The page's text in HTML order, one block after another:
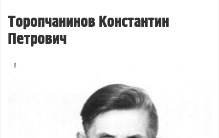
Торопчанинов Константин
Петрович